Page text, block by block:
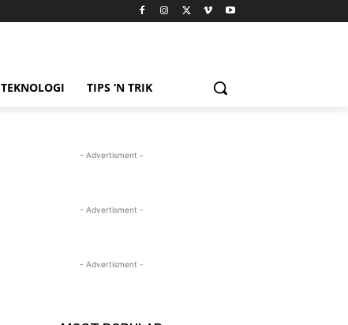
TEKNOLOGI TIPS ‘N TRIK
- Advertisment -
- Advertisment -
- Advertisment -